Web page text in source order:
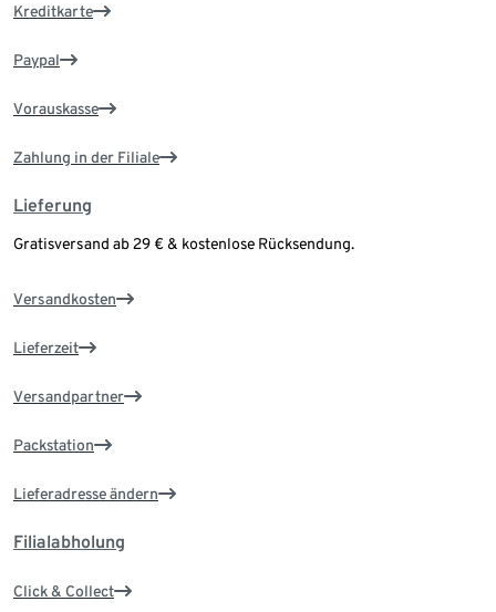
Kreditkarte
Paypal
Vorauskasse
Zahlung in der Filiale
Lieferung
Gratisversand ab 29 € & kostenlose Rücksendung.
Versandkosten
Lieferzeit
Versandpartner
Packstation
Lieferadresse ändern
Filialabholung
Click & Collect